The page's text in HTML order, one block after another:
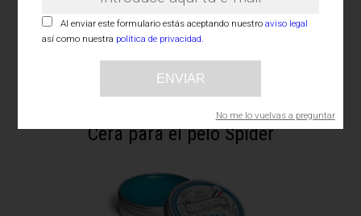
Al enviar este formulario estás aceptando nuestroaviso legal
así como nuestra política de privacidad.
ENVIAR
No me lo vuelvas a preguntar
Cera para el pelo Spider